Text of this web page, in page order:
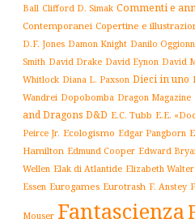
Ball Clifford D. Simak Commenti e
Contemporanei Copertine e
D.F. Jones Damon Knight Danilo
Smith David Drake David Eynon David
Whitlock Diana L. Paxson Dieci in uno
Wandrei Dopobomba Dragon Magazine
and Dragons D&D E.C. Tubb E.E.
Peirce Jr. Ecologismo Edgar Pangborn
Hamilton Edmund Cooper Edward
Wellen Elak di Atlantide Elizabeth Walter
Essen Eurogames Eurotrash F. Anstey
Mouser Fantascienza